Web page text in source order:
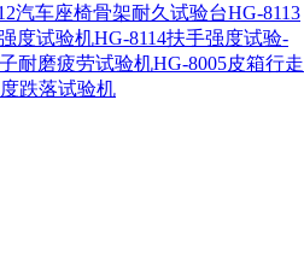
汽车座椅骨架耐久试验台HG-8113
度试验机HG-8114扶手强度试验-
耐磨疲劳试验机HG-8005皮箱行走
跌落试验机